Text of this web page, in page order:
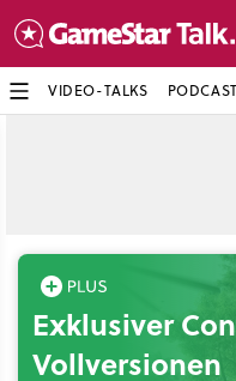
VIDEO-TALKS
Exklusiver
Vollversionen